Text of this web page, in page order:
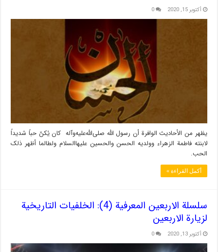
أكتوبر 15, 2020 0
یظهر من الأحادیث الوافرة أن رسول اللّه صلی‌الله‌علیه‌وآله کان یُکنّ حباً شدیداً
لابنته فاطمة الزهراء وولدیه الحسن والحسین علیهاالسلام ولطالما أظهر ذلک
الحب.
أكمل القراءة »
سلسلة الاربعين المعرفية (4): الخلفيات التاريخية
لزيارة الاربعين
أكتوبر 13, 2020 0